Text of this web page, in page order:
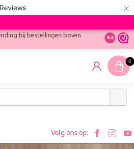
Reviews ×
bij bestellingen boven
Ontdek
9.8
0
Volg ons op:
Bezoek